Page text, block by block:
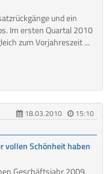
und ein
Im ersten Quartal 2010
zum Vorjahreszeit ...
18.03.2010
15:10
vollen Schönheit haben
Geschäftsjahr 2009